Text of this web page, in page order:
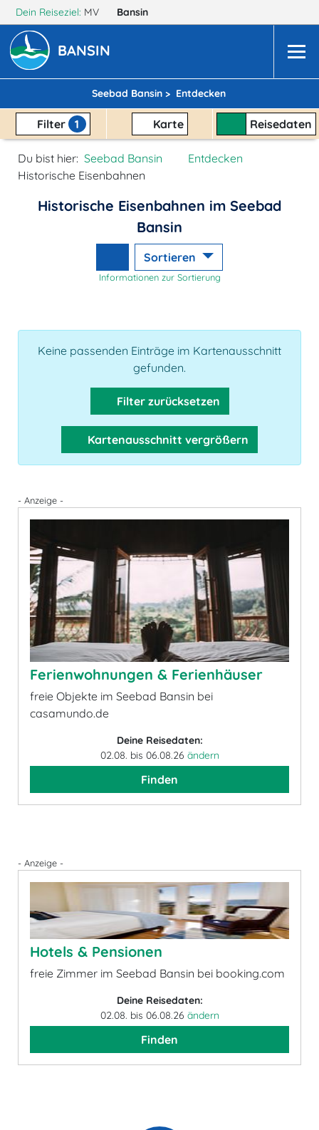
Dein Reiseziel: MV Bansin
BANSIN
Seebad Bansin > Entdecken
Filter 1 Karte Reisedaten
Du bist hier: Seebad Bansin
Entdecken
Historische Eisenbahnen
Historische Eisenbahnen im Seebad
Bansin
Sortieren
Informationen zur Sortierung
Keine passenden Einträge im Kartenausschnitt
gefunden.
Filter zurücksetzen
Kartenausschnitt vergrößern
- Anzeige -
Ferienwohnungen & Ferienhäuser
freie Objekte im Seebad Bansin bei
casamundo.de
Deine Reisedaten:
02.08. bis 06.08.26 ändern
Finden
- Anzeige -
Hotels & Pensionen
freie Zimmer im Seebad Bansin bei booking.com
Deine Reisedaten:
02.08. bis 06.08.26 ändern
Finden